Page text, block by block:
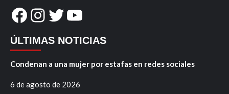
Facebook
Instagram
Twitter
YouTube
ÚLTIMAS NOTICIAS
Condenan a una mujer por estafas en redes sociales
6 de agosto de 2026